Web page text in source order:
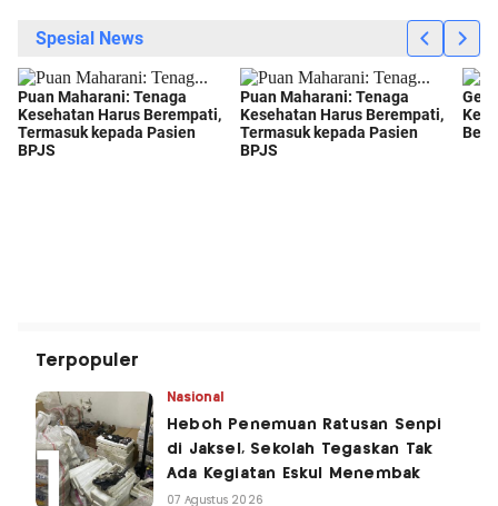
Terpopuler
Nasional
Heboh Penemuan Ratusan Senpi
di Jaksel, Sekolah Tegaskan Tak
Ada Kegiatan Eskul Menembak
07 Agustus 2026